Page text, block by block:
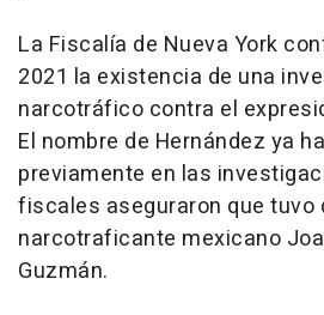
La Fiscalía de Nueva York
2021 la existencia de una
narcotráfico contra el
El nombre de Hernández ya
previamente en las
fiscales aseguraron que tuvo
narcotraficante mexicano
Guzmán.